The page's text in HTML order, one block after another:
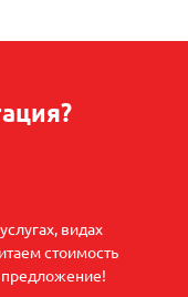
видах
стоимость
предложение!